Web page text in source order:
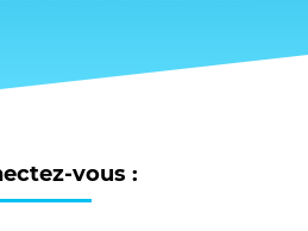
vous :